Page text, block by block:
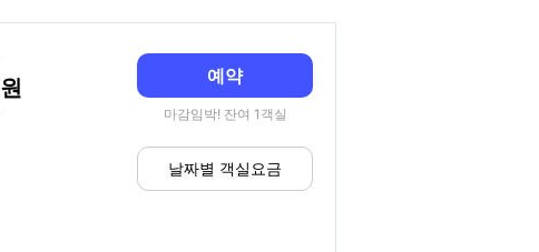
예약
마감임박! 잔여 1객실
날짜별 객실요금